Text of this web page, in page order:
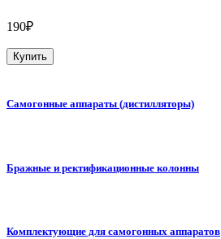
190₽
Купить
Самогонные аппараты (дистилляторы)
Бражные и ректификационные колонны
Комплектующие для самогонных аппаратов